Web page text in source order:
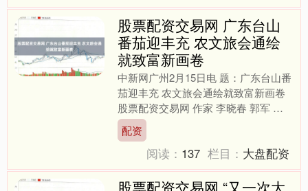
股票配资交易网 广东台山
番茄迎丰充 农文旅会通绘
就致富新画卷
中新网广州2月15日电 题：广东台山番
茄迎丰充 农文旅会通绘就致富新画卷
股票配资交易网 作家 李晓春 郭军 近
日，广东台山市四九镇东冠村援救户黄
链喜笑貌开：“昨....
配资
阅读： 137 栏目： 大盘配资